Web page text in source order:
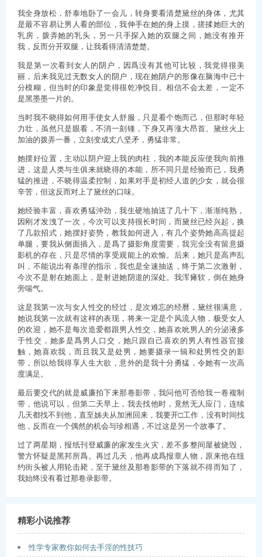
我全身放松，舒泰地卧了一会儿，转身要看清楚黛丝的身体，尤其
是最不容易让男人看的部位，我伸手在她的身上摸，搓揉她巨大的
乳房，拨弄她的乳头，另一只手探入她的双腿之间，她没有推开
我，反而分开双腿，让我看得清清楚楚。
我是第一次看到女人的阴户，因爲没有其他可比较，我觉得很美
丽，后来我见过无数女人的阴户，现在她阴户的形像在脑海中已十
分模糊，但当时的印象是觉得很乾净悦目。相信不会太差，一定不
是黑墨墨一片的。
当时我不晓得如何用手使女人舒服，只是看个饱而己，但那时年轻
力壮，虽然只是眼看，不消一刻锺，下身又再涨大昂首。黛丝火上
加油的拨弄一番，立刻变成丈八坚矛，勇猛非常。
她摆好位置，主动以阴户迎上我的肉柱，我的本能反应使我向前推
进，这是人类与生俱来就晓得的本能，所不同只是经验而已，我勇
猛的推进，不晓得温柔控制，如果对手是初经人道的少女，就会很
辛苦，但这反而对上了黛丝的口味。
她经验丰富，喜欢勇猛沖劲，我生硬地抽送了几十下，渐渐纯熟，
因刚才发洩了一次，今次可以支持很长时间，而黛丝已经兴起，换
了几款招式，她摆好姿势，教我如何进入，有几个姿势她高高提起
单腿，要我从侧面插入，是爲了摄影角度需要，我完全没有留意摄
影机的存在，只是尽情的享受观能上的欢愉。后来，她只是高声乱
叫，不能说出有条理的指示，我也是全速抽送，终于第二次激射，
今次不是射在她面上，是射进她阴道的深处。我浑瘫软，倒在她身
旁喘气。
这是我第一次与女人性交的经过，是次难忘的经曆，黛丝很满意，
她说我第一次就有这样的表现，将来一定是个风流人物，极受女人
的欢迎，她不是每次造爱都跟男人性交，她喜欢吮男人的分泌液多
于性交，她多是爲男人口交，她只跟自己喜欢的男人有性器官接
触，她喜欢我，而且我又是处男，她要摄录一辑和处男性交的影
带，所以给我得享人生大欲，意外的是我十分勇猛，令她有一次高
度满足。
最后要交代的就是威廉拍下来那卷影带，我问他可否给我一卷複制
带，他说可以，但第二天早上，我去找他时，竟然无人应门，连续
几天都找不到他，直至姊夫从加洲回来，我要开□工作，没有时间找
他，反而在一个偶然的机会与珍相遇，不过这是另一个故事了。
过了两星期，报纸刊登威廉的家发生火灾，差不多整间屋被烧毁，
警方怀疑是黑邦所爲。再过几天，他再成爲报章人物，原来他在纽
约街头被人用轮击毙，至于黛丝及那卷影带的下落就不得而知了，
我始终没有看过那卷录影带。
精彩小说推荐
性学专家教你如何去手淫的性技巧